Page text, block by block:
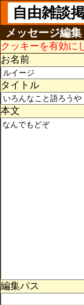
自由雑談
メッセージ編集
クッキーを有効に
お名前
タイトル
本文
編集パス